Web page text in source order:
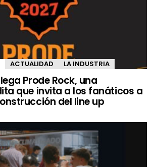
ACTUALIDAD LA INDUSTRIA
Prode Rock, una
que invita a los fanáticos a
del line up